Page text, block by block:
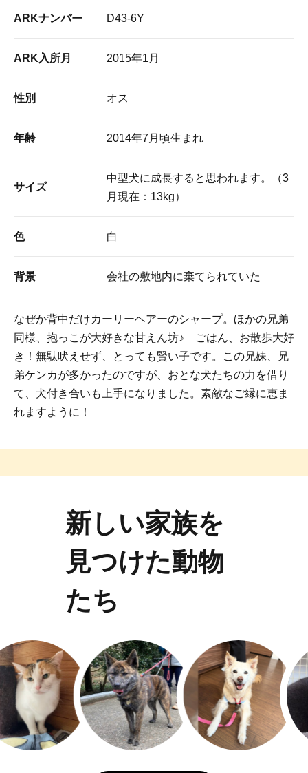
ARKナンバー D43-6Y
ARK入所月 2015年1月
性別 オス
年齢 2014年7月頃生まれ
サイズ
中型犬に成長すると思われます。（3
月現在：13kg）
色 白
背景 会社の敷地内に棄てられていた
なぜか背中だけカーリーヘアーのシャープ。ほかの兄弟
同様、抱っこが大好きな甘えん坊♪ ごはん、お散歩大好
き！無駄吠えせず、とっても賢い子です。この兄妹、兄
弟ケンカが多かったのですが、おとな犬たちの力を借り
て、犬付き合いも上手になりました。素敵なご縁に恵ま
れますように！
新しい家族を
見つけた動物
たち